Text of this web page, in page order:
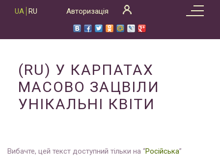
UA RU Авторизація
(RU) У КАРПАТАХ
МАСОВО ЗАЦВІЛИ
УНІКАЛЬНІ КВІТИ
Вибачте, цей текст доступний тільки на “Російська”